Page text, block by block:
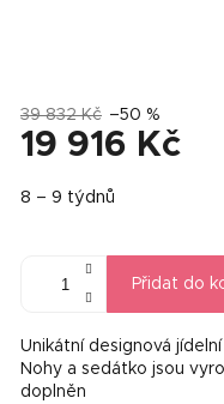
39 832 Kč –50 %
19 916 Kč
cena:
8 – 9 týdnů
Přidat do
Unikátní designová
Nohy a sedátko jsou
doplněn